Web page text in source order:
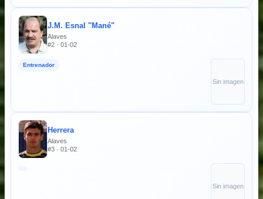
J.M. Esnal "Mané"
Alaves
#2 · 01-02
Entrenador
Sin imagen
Herrera
Alaves
#3 · 01-02
Sin imagen